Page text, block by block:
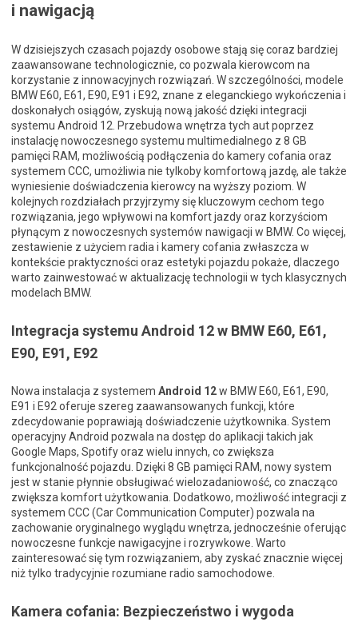
i nawigacją
W dzisiejszych czasach pojazdy osobowe stają się coraz bardziej
zaawansowane technologicznie, co pozwala kierowcom na
korzystanie z innowacyjnych rozwiązań. W szczególności, modele
BMW E60, E61, E90, E91 i E92, znane z eleganckiego wykończenia i
doskonałych osiągów, zyskują nową jakość dzięki integracji
systemu Android 12. Przebudowa wnętrza tych aut poprzez
instalację nowoczesnego systemu multimedialnego z 8 GB
pamięci RAM, możliwością podłączenia do kamery cofania oraz
systemem CCC, umożliwia nie tylkoby komfortową jazdę, ale także
wyniesienie doświadczenia kierowcy na wyższy poziom. W
kolejnych rozdziałach przyjrzymy się kluczowym cechom tego
rozwiązania, jego wpływowi na komfort jazdy oraz korzyściom
płynącym z nowoczesnych systemów nawigacji w BMW. Co więcej,
zestawienie z użyciem radia i kamery cofania zwłaszcza w
kontekście praktyczności oraz estetyki pojazdu pokaże, dlaczego
warto zainwestować w aktualizację technologii w tych klasycznych
modelach BMW.
Integracja systemu Android 12 w BMW E60, E61,
E90, E91, E92
Nowa instalacja z systemem Android 12w BMW E60, E61, E90,
E91 i E92 oferuje szereg zaawansowanych funkcji, które
zdecydowanie poprawiają doświadczenie użytkownika. System
operacyjny Android pozwala na dostęp do aplikacji takich jak
Google Maps, Spotify oraz wielu innych, co zwiększa
funkcjonalność pojazdu. Dzięki 8 GB pamięci RAM, nowy system
jest w stanie płynnie obsługiwać wielozadaniowość, co znacząco
zwiększa komfort użytkowania. Dodatkowo, możliwość integracji z
systemem CCC (Car Communication Computer) pozwala na
zachowanie oryginalnego wyglądu wnętrza, jednocześnie oferując
nowoczesne funkcje nawigacyjne i rozrywkowe. Warto
zainteresować się tym rozwiązaniem, aby zyskać znacznie więcej
niż tylko tradycyjnie rozumiane radio samochodowe.
Kamera cofania: Bezpieczeństwo i wygoda